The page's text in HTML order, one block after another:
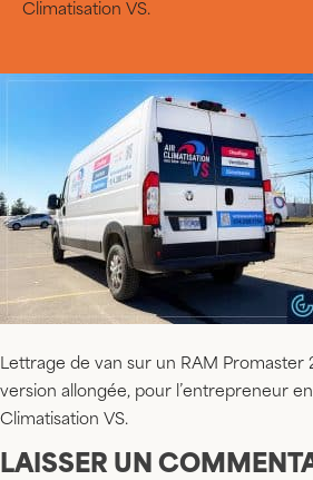
Climatisation VS.
Lettrage de van sur un RAM Promaster
version allongée, pour l’entrepreneur
Climatisation VS.
LAISSER UN